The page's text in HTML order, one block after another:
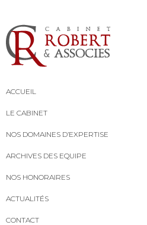
ACCUEIL
LE CABINET
NOS DOMAINES D’EXPERTISE
ARCHIVES DES EQUIPE
NOS HONORAIRES
ACTUALITÉS
CONTACT